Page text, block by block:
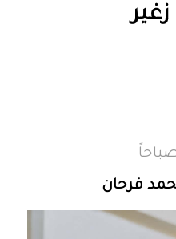
فرحان